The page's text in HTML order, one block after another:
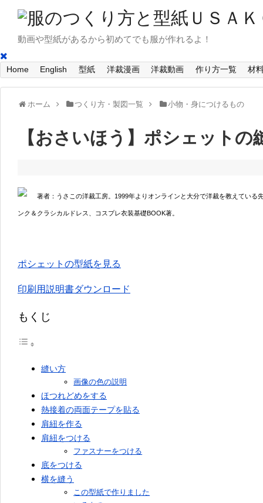
動画や型紙があるから初めてでも服が作れるよ！
Home English 型紙 洋裁漫画 洋裁動画 作り方一覧 材
ホーム つくり方・製図一覧 小物・身につけるもの
【おさいほう】ポシェットの
著者：うさこの洋裁工房。1999年よりオンラインと大分で洋裁を教えている
ンク＆クラシカルドレス、コスプレ衣装基礎BOOK著。
ポシェットの型紙を見る
印刷用説明書ダウンロード
もくじ
縫い方
画像の色の説明
ほつれどめをする
熱接着の両面テープを貼る
肩紐を作る
肩紐をつける
ファスナーをつける
底をつける
横を縫う
この型紙で作りました